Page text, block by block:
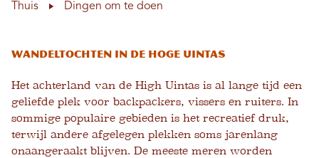
Thuis Dingen om te doen
Wandeltochten in de Hoge Uintas
Het achterland van de High Uintas is al lange tijd een
geliefde plek voor backpackers, vissers en ruiters. In
sommige populaire gebieden is het recreatief druk,
terwijl andere afgelegen plekken soms jarenlang
onaangeraakt blijven. De meeste meren worden